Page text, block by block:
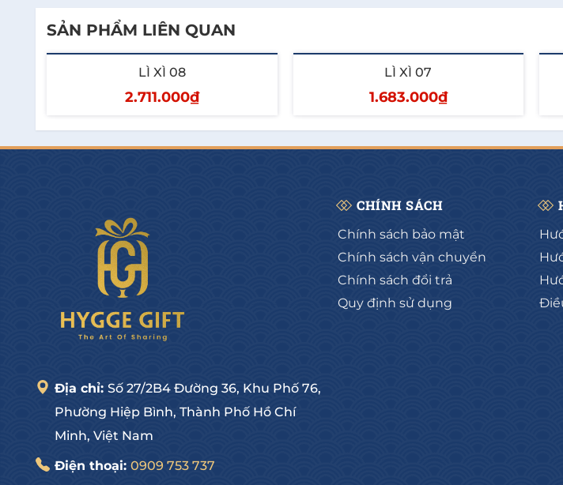
- Đội ngũ nhân viên tư vấn nhiệt tình, chuyên nghiệp và tận tâm.
-------------------------------------
HYGGE GOURMET
Địa chỉ: 27/2B4 Đường số 36, Hiệp Bình Chánh, Thủ Đức, HCM
SẢN PHẨM LIÊN QUAN
LÌ XÌ 08
2.711.000₫
LÌ XÌ 07
1.683.000₫
Địa chỉ: Số 27/2B4 Đường 36, Khu Phố 76,
Phường Hiệp Bình, Thành Phố Hồ Chí
Minh, Việt Nam
Điện thoại: 0909 753 737
CHÍNH SÁCH
Chính sách bảo mật
Chính sách vận chuyển
Chính sách đổi trả
Quy định sử dụng